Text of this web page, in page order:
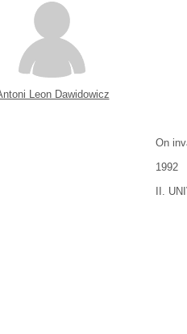
Leon Dawidowicz
On
1992
II.